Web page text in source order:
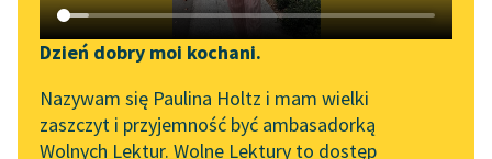
Katalog DAISY
Podkasty o książkach
Zgłoś brak utworu
Aktualności
„Prokurator Alicja Horn”
Narzędzia
Mapa Wolnych Lektur
Dzień dobry moi kochani.
Nazywam się Paulina Holtz i mam wielki
zaszczyt i przyjemność być ambasadorką
Wolnych Lektur. Wolne Lektury to dostęp
Sortuj:
Rozprawa Julien Offray de La Mettrie